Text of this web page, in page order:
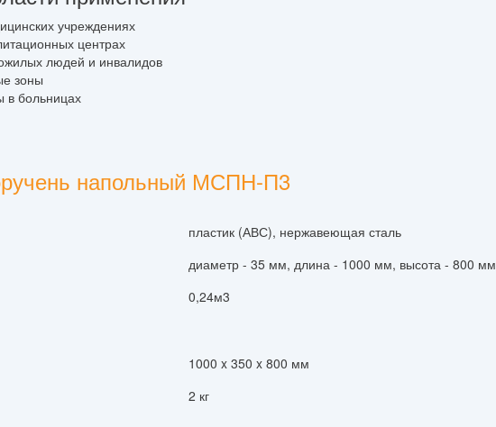
учреждениях
центрах
людей и инвалидов
зоны
в больницах
напольный МСПН-П3
пластик (АВС), нержавеющая сталь
диаметр - 35 мм, длина - 1000 мм, высота - 800 мм
0,24м3
1000 x 350 x 800 мм
2 кг